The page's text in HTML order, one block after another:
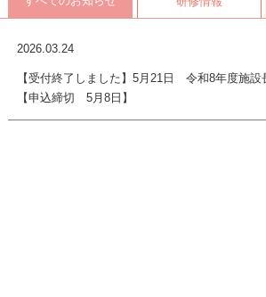
2026.03.24
【受付終了しました】5月21日 令和8年度施設
【申込締切 5月8日】